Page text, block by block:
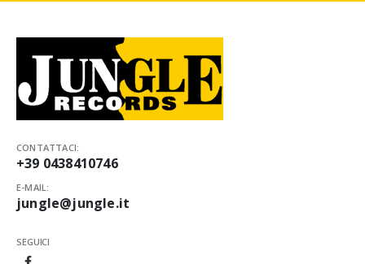
CONTATTACI:
+39 0438410746
E-MAIL:
jungle@jungle.it
SEGUICI